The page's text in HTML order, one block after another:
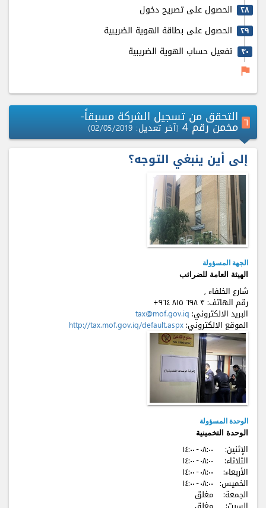
٢٨ الحصول على تصريح دخول
٢٩ الحصول على بطاقة الهوية الضريبية
٣٠ تفعيل حساب الهوية الضريبية
flag
٦ التحقق من تسجيل الشركة مسبقاً-
مخمن رقم 4 (آخر تعديل: 02/05/2019)
إلى أين ينبغي التوجه؟
الجهة المسؤولة
الهيئة العامة للضرائب
شارع الخلفاء ,
رقم الهاتف: +٩٦٤ ٨۱٥ ٦٩٨ ٣
البريد الالكتروني: tax@mof.gov.iq
الموقع الالكتروني:http://tax.mof.gov.iq/default.aspx
الوحدة المسؤولة
الوحدة التخمينية
الإثنين: ٠٨:٠٠ - ۱٤:٠٠
الثلاثاء: ٠٨:٠٠ - ۱٤:٠٠
الأربعاء: ٠٨:٠٠ - ۱٤:٠٠
الخميس: ٠٨:٠٠ - ۱٤:٠٠
الجمعة: مغلق